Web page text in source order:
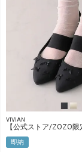
VIVIAN
即納